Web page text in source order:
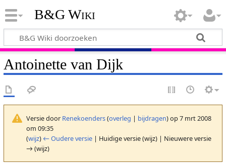
B&G Wiki
Antoinette van Dijk
Versie door Renekoenders(overleg | bijdragen)op 7 mrt 2008
om 09:35
(wijz) ← Oudere versie| Huidige versie (wijz) | Nieuwere versie
→ (wijz)